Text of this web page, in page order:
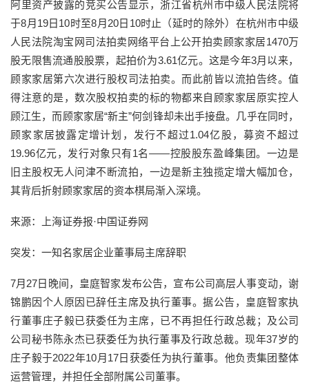
阿里资产披露的竞买公告显示，浙江省杭州市中级人民法院将
于8月19日10时至8月20日10时止（延时的除外）在杭州市中级
人民法院淘宝网司法拍卖网络平台上公开拍卖顾家家居1470万
股无限售流通股股票，起拍价为3.61亿元。这是今年3月以来，
顾家家居第六次进行股权司法拍卖。而此前皆以流拍告终。值
得注意的是，数次股权拍卖的标的物都来自顾家家居原实控人
顾江生，而顾家家居“新主”何剑锋却未出手接盘。几乎在同时，
顾家家居披露定增计划，发行不超过1.04亿股，募资不超过
19.96亿元，发行对象只有1名——控股股东盈峰集团。一边是
旧主股权无人问津不断流拍，一边是新主独揽定增大幅加仓，
其背后折射顾家家居的资本棋局渐入深境。
来源：上海证券报·中国证券网
突发：一知名家居企业董事局主席辞职
7月27日晚间，皇庭智家发布公告，宣布公司高层人事变动，谢
锦鹏因个人原因已辞任主席及执行董事。据公告，皇庭智家执
行董事庄子毅已获委任为主席，已不再担任行政总裁；及公司
公司秘书陈永杰已获委任为执行董事及行政总裁。现年37岁的
庄子毅于2022年10月17日获委任为执行董事。他负责集团整体
运营管理，并担任全部附属公司董事。